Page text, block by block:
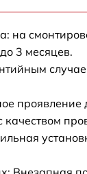
на
3 месяцев.
проявление
качеством